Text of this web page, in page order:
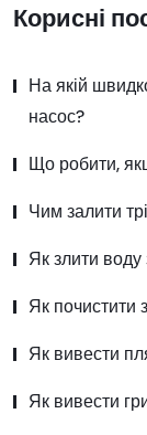
Корисні
На якій
насос?
Що робити,
Чим залити
Як злити
Як почистити
Як вивести
Як вивести